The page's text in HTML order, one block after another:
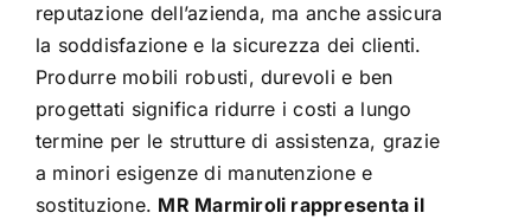
reputazione dell’azienda, ma anche assicura
la soddisfazione e la sicurezza dei clienti.
Produrre mobili robusti, durevoli e ben
progettati significa ridurre i costi a lungo
termine per le strutture di assistenza, grazie
a minori esigenze di manutenzione e
sostituzione. MR Marmiroli rappresenta il